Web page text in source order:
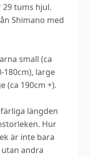
tums hjul.
Shimano med
small (ca
180cm), large
(ca 190cm +).
längden
Hur
är inte bara
andra